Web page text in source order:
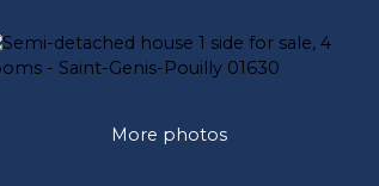
More photos